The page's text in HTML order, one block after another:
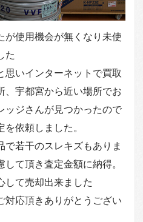
が使用機会が無くなり未使
た
思いインターネットで買取
、宇都宮から近い場所でお
ッジさんが見つかったので
依頼しました。
若干のスレキズもありま
て頂き査定金額に納得。
して売却出来ました
対応頂きありがとうござい